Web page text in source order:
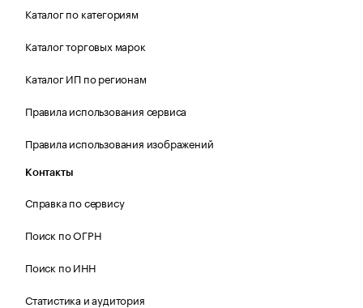
Каталог по категориям
Каталог торговых марок
Каталог ИП по регионам
Правила использования сервиса
Правила использования изображений
Контакты
Справка по сервису
Поиск по ОГРН
Поиск по ИНН
Статистика и аудитория